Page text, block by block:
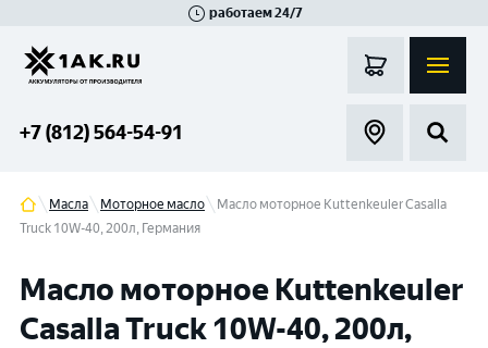
работаем 24/7
+7 (812) 564-54-91
Масла Моторное масло
Масло моторное Kuttenkeuler Casalla
Truck 10W-40, 200л, Германия
Масло моторное Kuttenkeuler
Casalla Truck 10W-40, 200л,
Гатчина